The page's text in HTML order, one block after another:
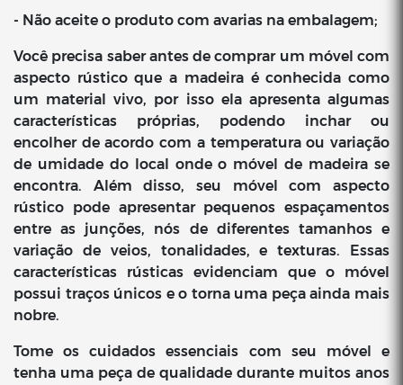
- Não aceite o produto com avarias na embalagem;
Você precisa saber antes de comprar um móvel com
aspecto rústico que a madeira é conhecida como
um material vivo, por isso ela apresenta algumas
características próprias, podendo inchar ou
encolher de acordo com a temperatura ou variação
de umidade do local onde o móvel de madeira se
encontra. Além disso, seu móvel com aspecto
rústico pode apresentar pequenos espaçamentos
entre as junções, nós de diferentes tamanhos e
variação de veios, tonalidades, e texturas. Essas
características rústicas evidenciam que o móvel
possui traços únicos e o torna uma peça ainda mais
nobre.
Tome os cuidados essenciais com seu móvel e
tenha uma peça de qualidade durante muitos anos